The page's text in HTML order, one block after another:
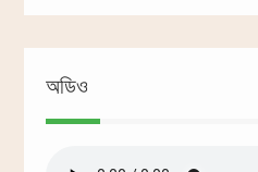
অডিও